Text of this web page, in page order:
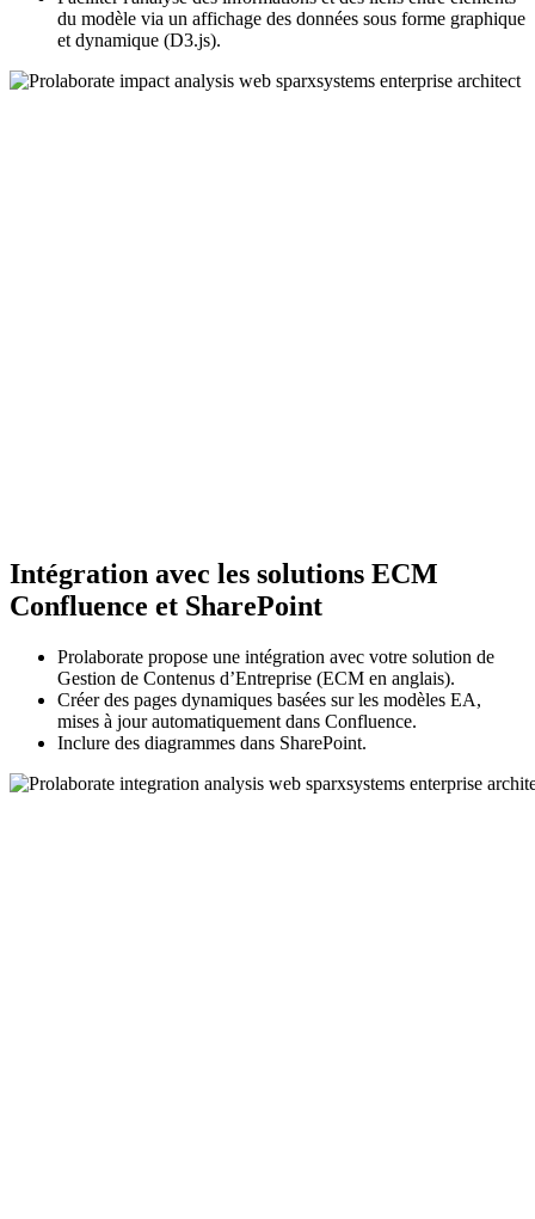
du modèle via un affichage des données sous forme graphique
et dynamique (D3.js).
Intégration avec les solutions ECM
Confluence et SharePoint
Prolaborate propose une intégration avec votre solution de
Gestion de Contenus d’Entreprise (ECM en anglais).
Créer des pages dynamiques basées sur les modèles EA,
mises à jour automatiquement dans Confluence.
Inclure des diagrammes dans SharePoint.